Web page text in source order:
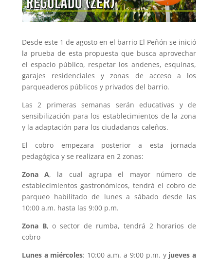
Desde este 1 de agosto en el barrio El Peñón se inició
la prueba de esta propuesta que busca aprovechar
el espacio público, respetar los andenes, esquinas,
garajes residenciales y zonas de acceso a los
parqueaderos públicos y privados del barrio.
Las 2 primeras semanas serán educativas y de
sensibilización para los establecimientos de la zona
y la adaptación para los ciudadanos caleños.
El cobro empezara posterior a esta jornada
pedagógica y se realizara en 2 zonas:
Zona A, la cual agrupa el mayor número de
establecimientos gastronómicos, tendrá el cobro de
parqueo habilitado de lunes a sábado desde las
10:00 a.m. hasta las 9:00 p.m.
Zona B, o sector de rumba, tendrá 2 horarios de
cobro
Lunes a miércoles: 10:00 a.m. a 9:00 p.m. y jueves a